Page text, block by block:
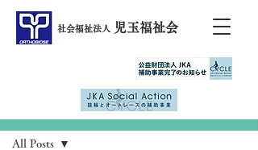
社会福祉法人 児玉福祉会
All Posts